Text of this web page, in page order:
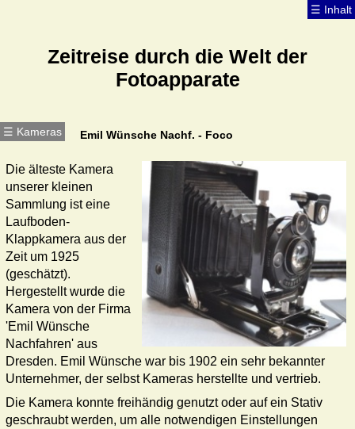
Zeitreise durch die Welt der
Fotoapparate
☰ Inhalt
☰ Inhalt
☰ Kameras
☰ Kameras Emil Wünsche Nachf. - Foco
Die älteste Kamera
unserer kleinen
Sammlung ist eine
Laufboden-
Klappkamera aus der
Zeit um 1925
(geschätzt).
Hergestellt wurde die
Kamera von der Firma
'Emil Wünsche
Nachfahren' aus
Dresden. Emil Wünsche war bis 1902 ein sehr bekannter
Unternehmer, der selbst Kameras herstellte und vertrieb.
Die Kamera konnte freihändig genutzt oder auf ein Stativ
geschraubt werden, um alle notwendigen Einstellungen